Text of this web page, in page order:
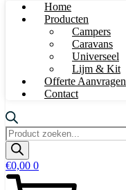
Home
Producten
Campers
Caravans
Universeel
Lijm & Kit
Offerte Aanvragen
Contact
Producten
zoeken
€0,00 0